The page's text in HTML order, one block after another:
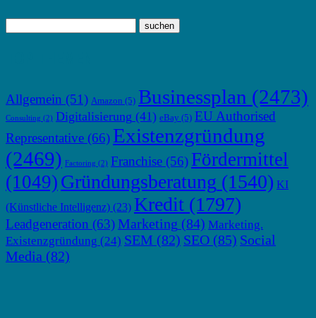
Allgemein (51) Amazon (5) Businessplan (2473)
Consulting (2) Digitalisierung (41) eBay (5) EU Authorised
Representative (66) Existenzgründung
(2469) Factoring (2) Franchise (56) Fördermittel
(1049) Gründungsberatung (1540) KI
(Künstliche Intelligenz) (23) Kredit (1797)
Leadgeneration (63)Marketing (84) Marketing.
Existenzgründung (24) SEM (82) SEO (85) Social
Media (82)